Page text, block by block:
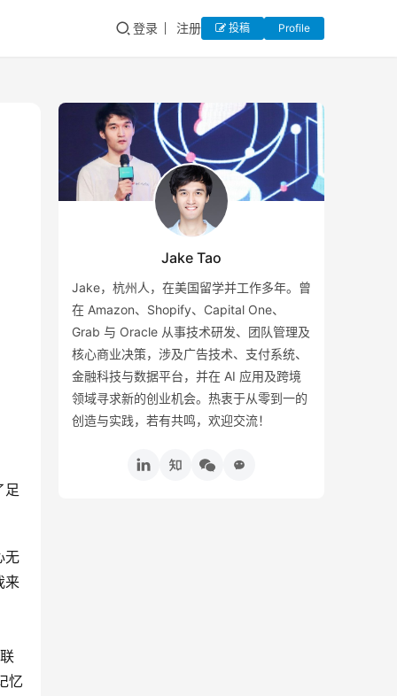
登录 注册 投稿 Profile
足
无
来
忆
Jake Tao
Jake，杭州人，在美国留学并工作多年。曾
在 Amazon、Shopify、Capital One、
Grab 与 Oracle 从事技术研发、团队管理及
核心商业决策，涉及广告技术、支付系统、
金融科技与数据平台，并在 AI 应用及跨境
领域寻求新的创业机会。热衷于从零到一的
创造与实践，若有共鸣，欢迎交流！